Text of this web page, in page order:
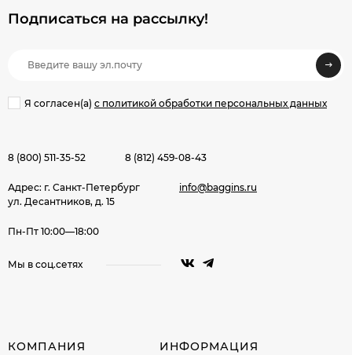
Подписаться на рассылкy!
Я согласен(a) с политикой обработки персональных данных
8 (800) 511-35-52 8 (812) 459-08-43
Адрес: г. Санкт-Петербург
ул. Десантников, д. 15
info@baggins.ru
Пн-Пт 10:00—18:00
Мы в соц.сетях
КОМПАНИЯ ИНФОРМАЦИЯ